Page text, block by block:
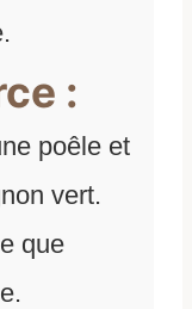
:
poêle et
vert.
que